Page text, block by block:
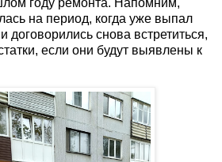
на период, когда уже выпал
договорились снова встретиться,
если они будут выявлены к